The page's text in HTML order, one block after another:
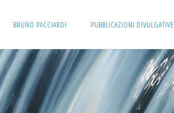
BRUNO PACCIARDI PUBBLICAZIONI DIVULGATIVE